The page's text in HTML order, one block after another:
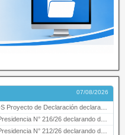
07/08/2026
declarando de interés provincial PRESIDENCI…
216/26 declarando de interés provincial la labor …
26 declarando de interés provincial el “50° A…